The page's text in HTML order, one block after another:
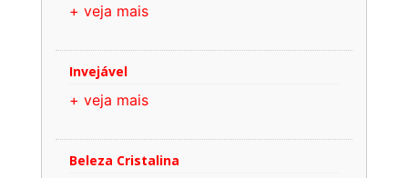
+ veja mais
Invejável
+ veja mais
Beleza Cristalina